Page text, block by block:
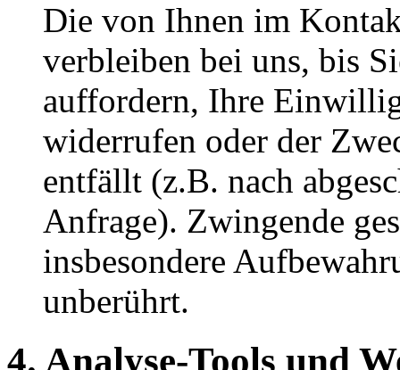
Die von Ihnen im
verbleiben bei uns, bis
auffordern, Ihre
widerrufen oder der
entfällt (z.B. nach
Anfrage). Zwingende
insbesondere
unberührt.
4. Analyse-Tools und